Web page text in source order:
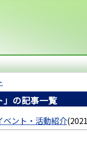
津若松市
」の記事一覧
ント・活動紹介(